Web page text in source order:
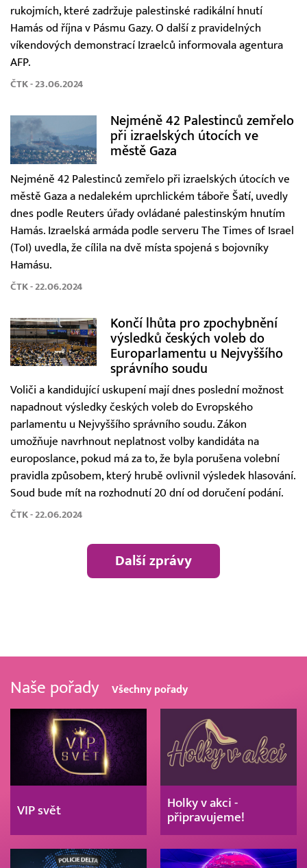
rukojmích, které zadržuje palestinské radikální hnutí
Hamás od října v Pásmu Gazy. O další z pravidelných
víkendových demonstrací Izraelců informovala agentura
AFP.
ČTK - 23.06.2024
Nejméně 42 Palestinců zemřelo
při izraelských útocích ve
městě Gaza
Nejméně 42 Palestinců zemřelo při izraelských útocích ve
městě Gaza a nedalekém uprchlickém táboře Šatí, uvedly
dnes podle Reuters úřady ovládané palestinským hnutím
Hamás. Izraelská armáda podle serveru The Times of Israel
(ToI) uvedla, že cílila na dvě místa spojená s bojovníky
Hamásu.
ČTK - 22.06.2024
Končí lhůta pro zpochybnění
výsledků českých voleb do
Europarlamentu u Nejvyššího
správního soudu
Voliči a kandidující uskupení mají dnes poslední možnost
napadnout výsledky českých voleb do Evropského
parlamentu u Nejvyššího správního soudu. Zákon
umožňuje navrhnout neplatnost volby kandidáta na
europoslance, pokud má za to, že byla porušena volební
pravidla způsobem, který hrubě ovlivnil výsledek hlasování.
Soud bude mít na rozhodnutí 20 dní od doručení podání.
ČTK - 22.06.2024
Další zprávy
Naše pořady Všechny pořady
VIP svět
Holky v akci -
připravujeme!